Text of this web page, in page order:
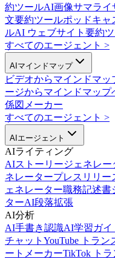
約ツールAI画像サマライ
文要約ツールポッドキャ
ルAI ウェブサイト要約
すべてのエージェント >
AIマインドマップ
ビデオからマインドマッ
ージからマインドマップ
係図メーカー
すべてのエージェント >
AIエージェント
AIライティング
AIストーリージェネレー
ネレータープレスリリー
ェネレーター職務記述書
ターAI段落拡張
AI分析
AI手書き認識AI学習ガイ
チャット YouTube トラ
ートメーカーTikTok ト